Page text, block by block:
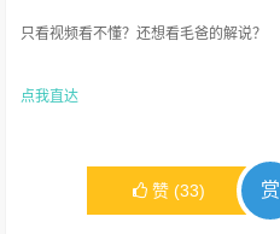
只看视频看不懂？还想看毛爸的解说？
点我直达
赞 (33) 赏